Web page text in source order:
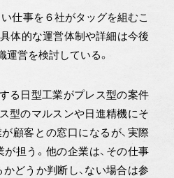
仕事を６社がタッグを組むこ
体的な運営体制や詳細は今後
運営を検討している。
る日型工業がプレス型の案件
型のマルスンや日進精機にそ
顧客との窓口になるが、実際
担う。他の企業は、その仕事
どうか判断し、ない場合は参